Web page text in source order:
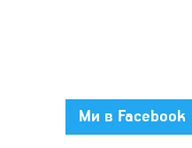
Ми в Facebook